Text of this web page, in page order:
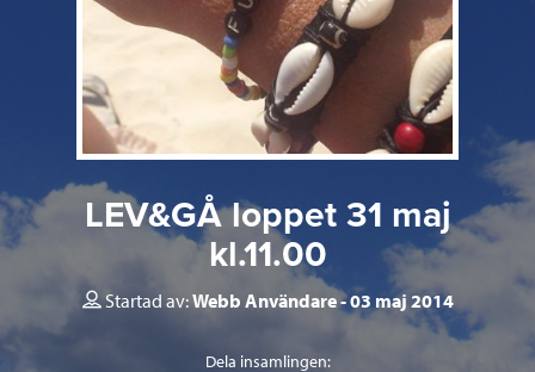
LEV&GÅ loppet 31 maj
kl.11.00
Startad av:Webb Användare 03 maj 2014
Dela insamlingen: